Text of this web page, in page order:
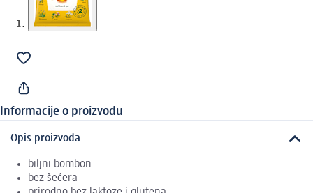
Informacije o proizvodu
Opis proizvoda
biljni bombon
bez šećera